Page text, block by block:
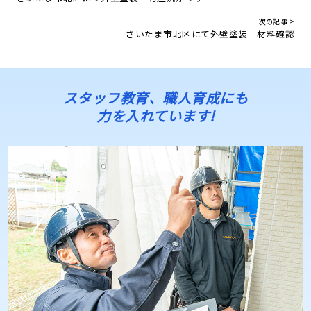
次の記事 >
さいたま市北区にて外壁塗装 材料確認
スタッフ教育、職人育成にも
力を入れています!